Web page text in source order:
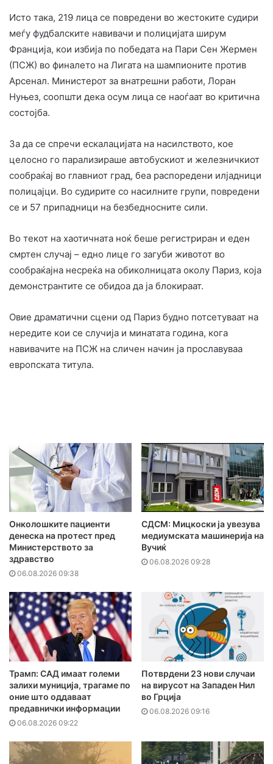
Исто така, 219 лица се повредени во жестоките судири
меѓу фудбалските навивачи и полицијата ширум
Франција, кои избија по победата на Пари Сен Жермен
(ПСЖ) во финалето на Лигата на шампионите против
Арсенал. Министерот за внатрешни работи, Лоран
Нуњез, соопшти дека осум лица се наоѓаат во критична
состојба.
За да се спречи ескалацијата на насилството, кое
целосно го парализираше автобускиот и железничкиот
сообраќај во главниот град, беа распоредени илјадници
полицајци. Во судирите со насилните групи, повредени
се и 57 припадници на безбедносните сили.
Во текот на хаотичната ноќ беше регистриран и еден
смртен случај – едно лице го загуби животот во
сообраќајна несреќа на обиколницата околу Париз, која
демонстрантите се обидоа да ја блокираат.
Овие драматични сцени од Париз будно потсетуваат на
нередите кои се случија и минатата година, кога
навивачите на ПСЖ на сличен начин ја прославуваа
европската титула.
Онколошките пациенти
денеска на протест пред
Министерството за
здравство
06.08.2026 09:38
СДСМ: Мицкоски ја увезува
медиумската машинерија на
Вучиќ
06.08.2026 09:28
Трамп: САД имаат големи
залихи муниција, трагаме по
оние што оддаваат
предавнички информации
06.08.2026 09:22
Потврдени 23 нови случаи
на вирусот на Западен Нил
во Грција
06.08.2026 09:16